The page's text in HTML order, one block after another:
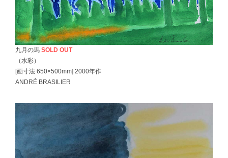
九月の馬 SOLD OUT
（水彩）
[画寸法 650×500mm] 2000年作
ANDRÉ BRASILIER